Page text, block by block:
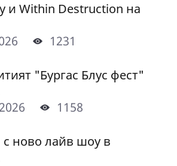
и Within Destruction на
1231
"Бургас Блус фест"
1158
с ново лайв шоу в